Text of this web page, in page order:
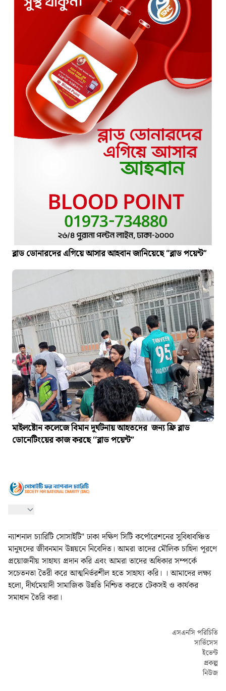
ব্লাড ডোনারদের এগিয়ে আসার আহবান জানিয়েছে “ব্লাড পয়েন্ট”
মাইলষ্টোন কলেজে বিমান দূর্ঘটনায় আহতদের জন্য ফ্রি ব্লাড
ডোনেটিংয়ের কাজ করছে ‘‘ব্লাড পয়েন্ট”
ন্যাশনাল চ্যারিটি সোসাইটি" ঢাকা দক্ষিণ সিটি কর্পোরেশনের সুবিধাবঞ্চিত
মানুষদের জীবনমান উন্নয়নে নিবেদিত। আমরা তাদের মৌলিক চাহিদা পূরণে
প্রয়োজনীয় সাহায্য প্রদান করি এবং আমরা তাদের অধিকার সম্পর্কে
সচেতনতা তৈরী করে আত্মনির্ভরশীল হতে সাহায্য করি। । আমাদের লক্ষ্য
হলো, দীর্ঘমেয়াদী সামাজিক উন্নতি নিশ্চিত করতে টেকসই ও কার্যকর
সমাধান তৈরি করা।
এসএনসি পরিচিতি
সার্ভিসেস
ইভেন্ট
প্রকল্প
নিউজ